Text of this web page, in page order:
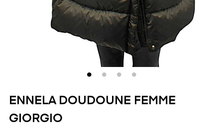
ENNELA DOUDOUNE FEMME
GIORGIO